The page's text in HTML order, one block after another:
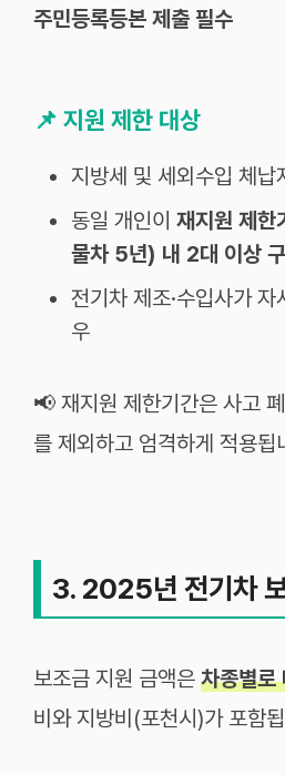
주민등록등본 제출 필수
📌 지원 제한 대상
지방세 및 세외수입 체납
동일 개인이 재지원 제
물차 5년) 내 2대 이상
전기차 제조·수입사가
우
📢 재지원 제한기간은 사고
를 제외하고 엄격하게 적용됩
3. 2025년 전기차
보조금 지원 금액은 차종별로
비와 지방비(포천시)가 포함